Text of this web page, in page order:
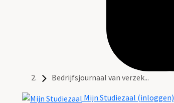
Bedrijfsjournaal van verzek...
Mijn Studiezaal (inloggen)